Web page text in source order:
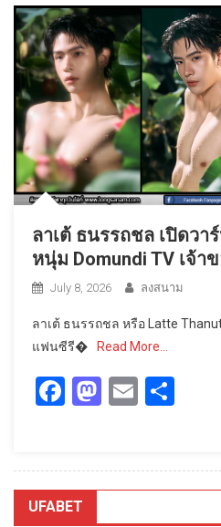
ลาเต้ ธนรรถชล เปิดวา
หนุ่ม Domundi TV เจ้า
July 8, 2026 ลงสนาม
ลาเต้ ธนรรถชล หรือ Latte
แฟนซีรี�
Read More…
Facebook
Mastodon
Email
UFABET